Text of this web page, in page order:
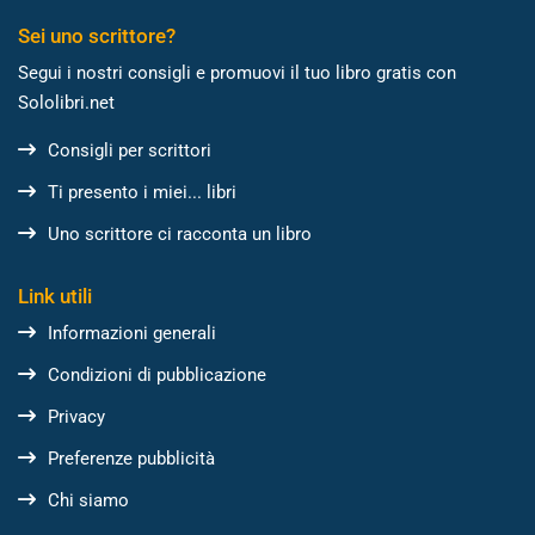
Sei uno scrittore?
Segui i nostri consigli e promuovi il tuo libro gratis con
Sololibri.net
Consigli per scrittori
Ti presento i miei... libri
Uno scrittore ci racconta un libro
Link utili
Informazioni generali
Condizioni di pubblicazione
Privacy
Preferenze pubblicità
Chi siamo